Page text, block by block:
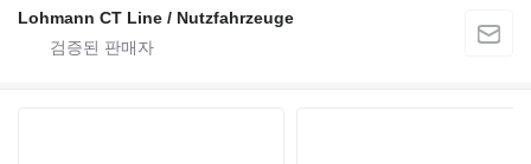
Lohmann CT Line / Nutzfahrzeuge